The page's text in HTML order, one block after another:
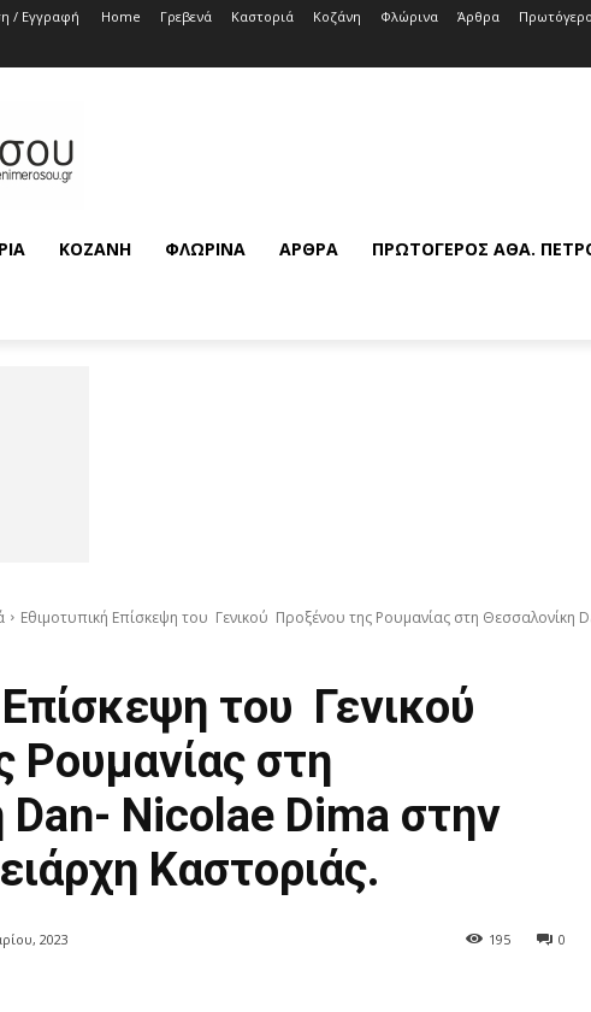
/ Εγγραφή Home Γρεβενά Καστοριά Κοζάνη Φλώρινα Άρθρα
ΚΟΖΆΝΗ ΦΛΏΡΙΝΑ ΆΡΘΡΑ ΠΡΩΤΌΓΕΡΟΣ ΑΘΆ.
Εθιμοτυπική Επίσκεψη του Γενικού Προξένου της Ρουμανίας στη Θεσσαλονίκη
του Γενικού
Ρουμανίας στη
Nicolae Dima στην
Καστοριάς.
2023 0
195